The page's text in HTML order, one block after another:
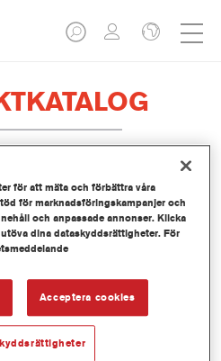
Line Industry
LI450 3.50 LI
för att mäta och förbättra våra
för marknadsföringskampanjer och
och anpassade annonser. Klicka
dina dataskyddsrättigheter. För
Acceptera cookies